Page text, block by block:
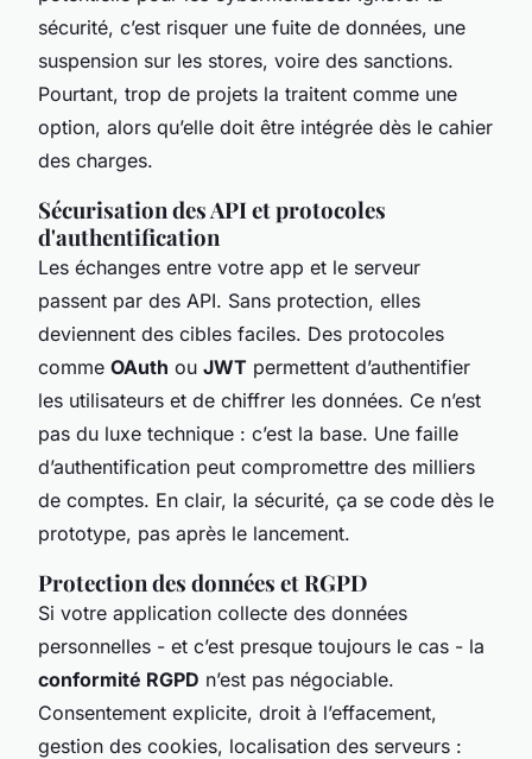
sécurité, c’est risquer une fuite de données, une
suspension sur les stores, voire des sanctions.
Pourtant, trop de projets la traitent comme une
option, alors qu’elle doit être intégrée dès le cahier
des charges.
Sécurisation des API et protocoles
d'authentification
Les échanges entre votre app et le serveur
passent par des API. Sans protection, elles
deviennent des cibles faciles. Des protocoles
comme OAuth ou JWT permettent d’authentifier
les utilisateurs et de chiffrer les données. Ce n’est
pas du luxe technique : c’est la base. Une faille
d’authentification peut compromettre des milliers
de comptes. En clair, la sécurité, ça se code dès le
prototype, pas après le lancement.
Protection des données et RGPD
Si votre application collecte des données
personnelles - et c’est presque toujours le cas - la
conformité RGPD n’est pas négociable.
Consentement explicite, droit à l’effacement,
gestion des cookies, localisation des serveurs :